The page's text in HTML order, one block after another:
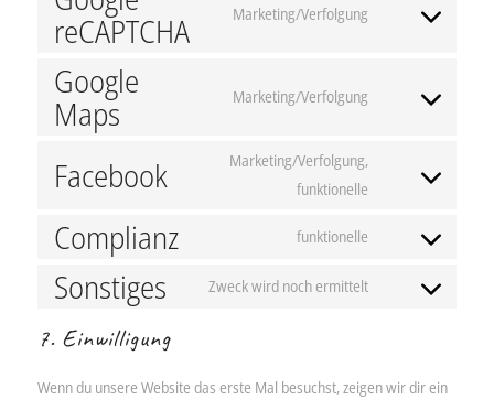
service
reCAPTCHA Marketing/Verfolgung
Consent
Google
Maps Marketing/Verfolgung
Consent
service
Facebook
Marketing/Verfolgung,
funktionelle
Consent
service
Complianz funktionelle
Consent
Sonstiges Zweck wird noch ermittelt
Consent
sonstiges
7. Einwilligung
Wenn du unsere Website das erste Mal besuchst, zeigen wir dir ein